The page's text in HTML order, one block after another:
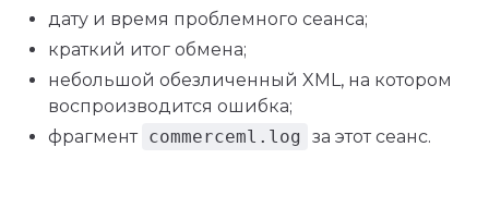
дату и время проблемного сеанса;
краткий итог обмена;
небольшой обезличенный XML, на котором
воспроизводится ошибка;
фрагмент commerceml.log за этот сеанс.